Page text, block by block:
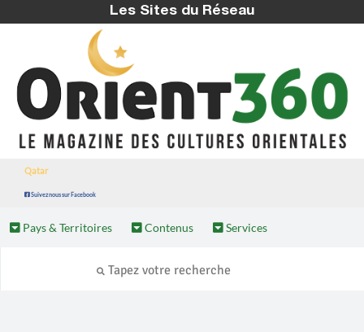
Les Sites du Réseau
Qatar
Suivez nous sur Facebook
Pays & Territoires Contenus Services